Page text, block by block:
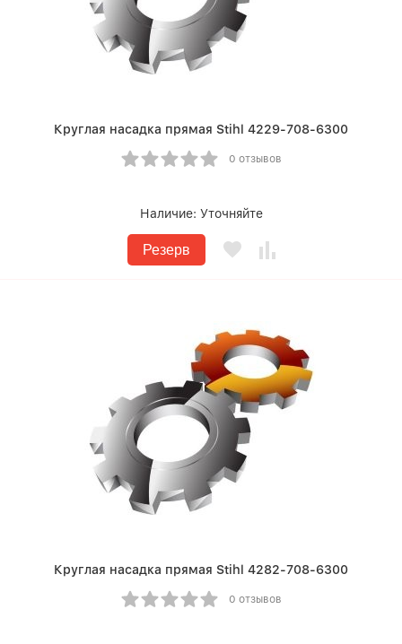
Круглая насадка прямая Stihl 4229-708-6300
0 отзывов
Наличие: Уточняйте
Резерв
Круглая насадка прямая Stihl 4282-708-6300
0 отзывов